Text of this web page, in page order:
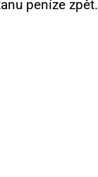
peníze zpět.